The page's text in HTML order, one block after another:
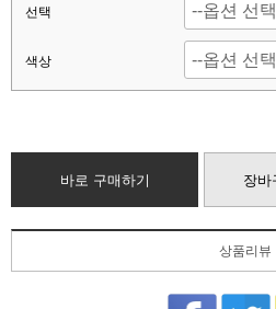
선택
색상
바로 구매하기 장바
상품리뷰